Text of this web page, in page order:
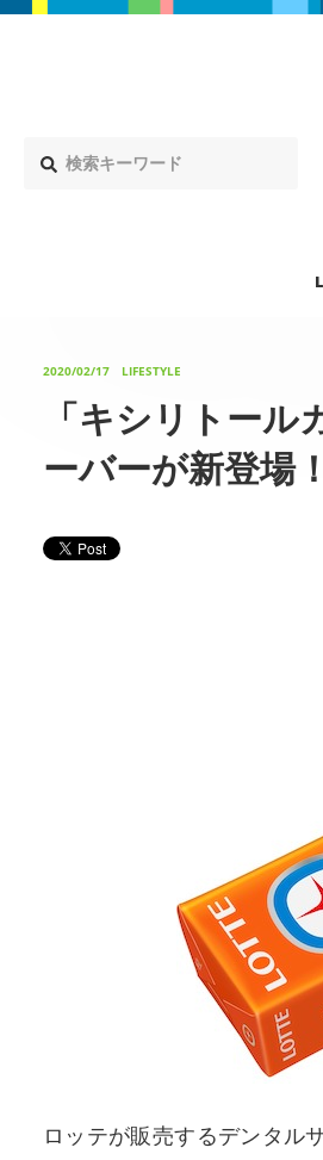
2020/02/17 LIFESTYLE
「キシリトー
ーバーが新登場！
ロッテが販売するデンタル